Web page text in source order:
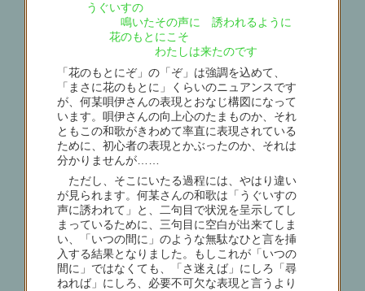
うぐいすの
鳴いたその声に 誘われるように
花のもとにこそ
わたしは来たのです
「花のもとにぞ」の「ぞ」は強調を込めて、
「まさに花のもとに」くらいのニュアンスです
が、何某唄伊さんの表現とおなじ構図になって
います。唄伊さんの向上心のたまものか、それ
ともこの和歌がきわめて率直に表現されている
ために、初心者の表現とかぶったのか、それは
分かりませんが……
ただし、そこにいたる過程には、やはり違い
が見られます。何某さんの和歌は「うぐいすの
声に誘われて」と、二句目で状況を呈示してし
まっているために、三句目に空白が出来てしま
い、「いつの間に」のような無駄なひと言を挿
入する結果となりました。もしこれが「いつの
間に」ではなくても、「さ迷えば」にしろ「尋
ねれば」にしろ、必要不可欠な表現と言うより